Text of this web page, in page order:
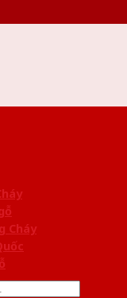
Cháy